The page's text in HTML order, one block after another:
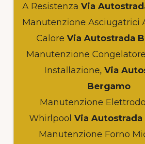
A Resistenza Via
Manutenzione Asciugatrici
Calore Via Autostrada
Manutenzione
Installazione, Via
Bergamo
Manutenzione
Whirlpool Via
Manutenzione Forno